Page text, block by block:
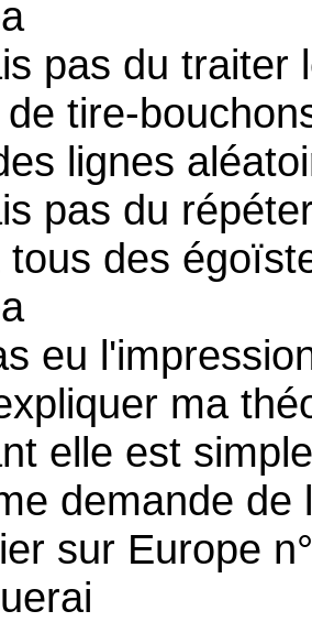
pas du traiter
tire-
lignes
pas du
tous des
eu
ma
elle est simple
demande de
sur Europe